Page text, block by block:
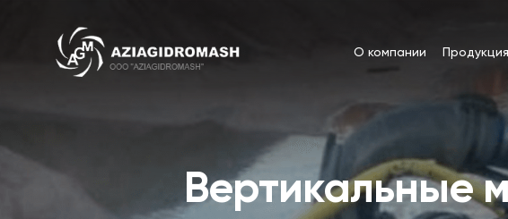
О компании Продукция
Вертикальные